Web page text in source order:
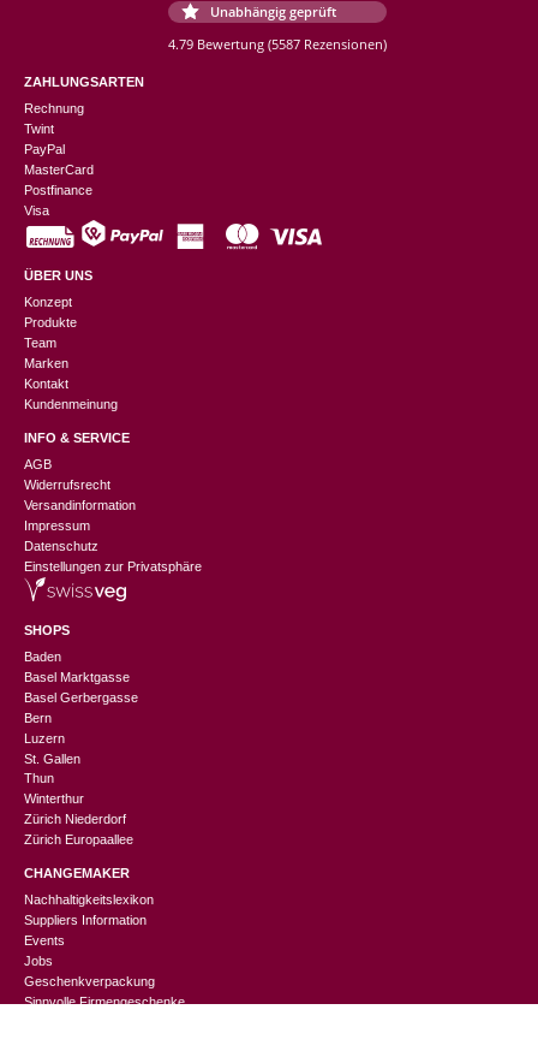
Unabhängig geprüft
4.79 Bewertung (5587 Rezensionen)
ZAHLUNGSARTEN
Rechnung
Twint
PayPal
MasterCard
Postfinance
Visa
ÜBER UNS
Konzept
Produkte
Team
Marken
Kontakt
Kundenmeinung
INFO & SERVICE
AGB
Widerrufsrecht
Versandinformation
Impressum
Datenschutz
Einstellungen zur Privatsphäre
SHOPS
Baden
Basel Marktgasse
Basel Gerbergasse
Bern
Luzern
St. Gallen
Thun
Winterthur
Zürich Niederdorf
Zürich Europaallee
CHANGEMAKER
Nachhaltigkeitslexikon
Suppliers Information
Events
Jobs
Geschenkverpackung
Sinnvolle Firmengeschenke